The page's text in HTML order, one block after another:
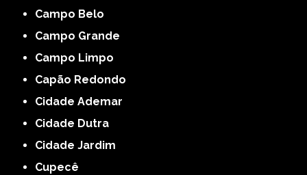
Campo Belo
Campo Grande
Campo Limpo
Capão Redondo
Cidade Ademar
Cidade Dutra
Cidade Jardim
Cupecê